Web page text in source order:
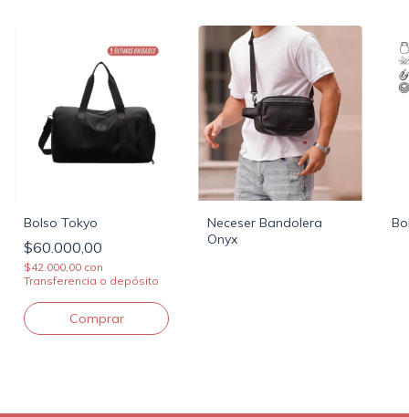
Bolso Tokyo
$60.000,00
$42.000,00 con
Transferencia o depósito
Neceser Bandolera
Onyx